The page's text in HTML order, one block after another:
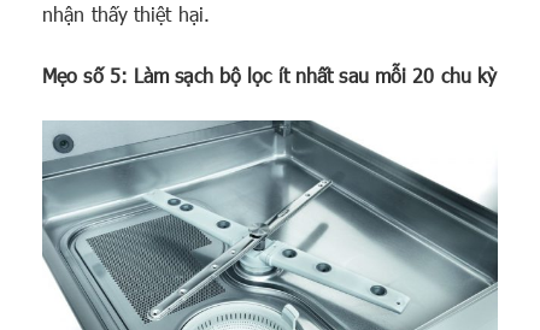
nhận thấy thiệt hại.
Mẹo số 5: Làm sạch bộ lọc ít nhất sau mỗi 20 chu kỳ